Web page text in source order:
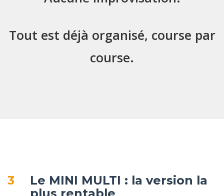
Tout est déjà organisé, course par
course.
3
Le MINI MULTI : la version la